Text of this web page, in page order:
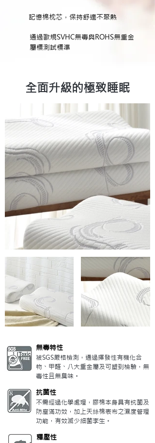
記憶棉枕芯，保持舒適不聚熱
通過歐規SVHC無毒與ROHS無重金
屬標測試標準
全面升級的極致睡眠
無毒特性
被SGS嚴格檢測，通過揮發性有機化合
物、甲醛、八大重金屬及可塑到檢驗，無
毒性且無臭味。
抗菌性
不需經過化學處理，膠棉本身具有抗菌及
防塵滿功效，加上天絲棉表布之濕度管理
功能，有效滅少細菌李生。
釋壓性